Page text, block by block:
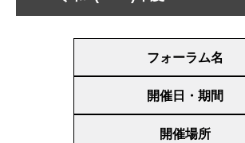
フォーラム名
開催日・期間
開催場所